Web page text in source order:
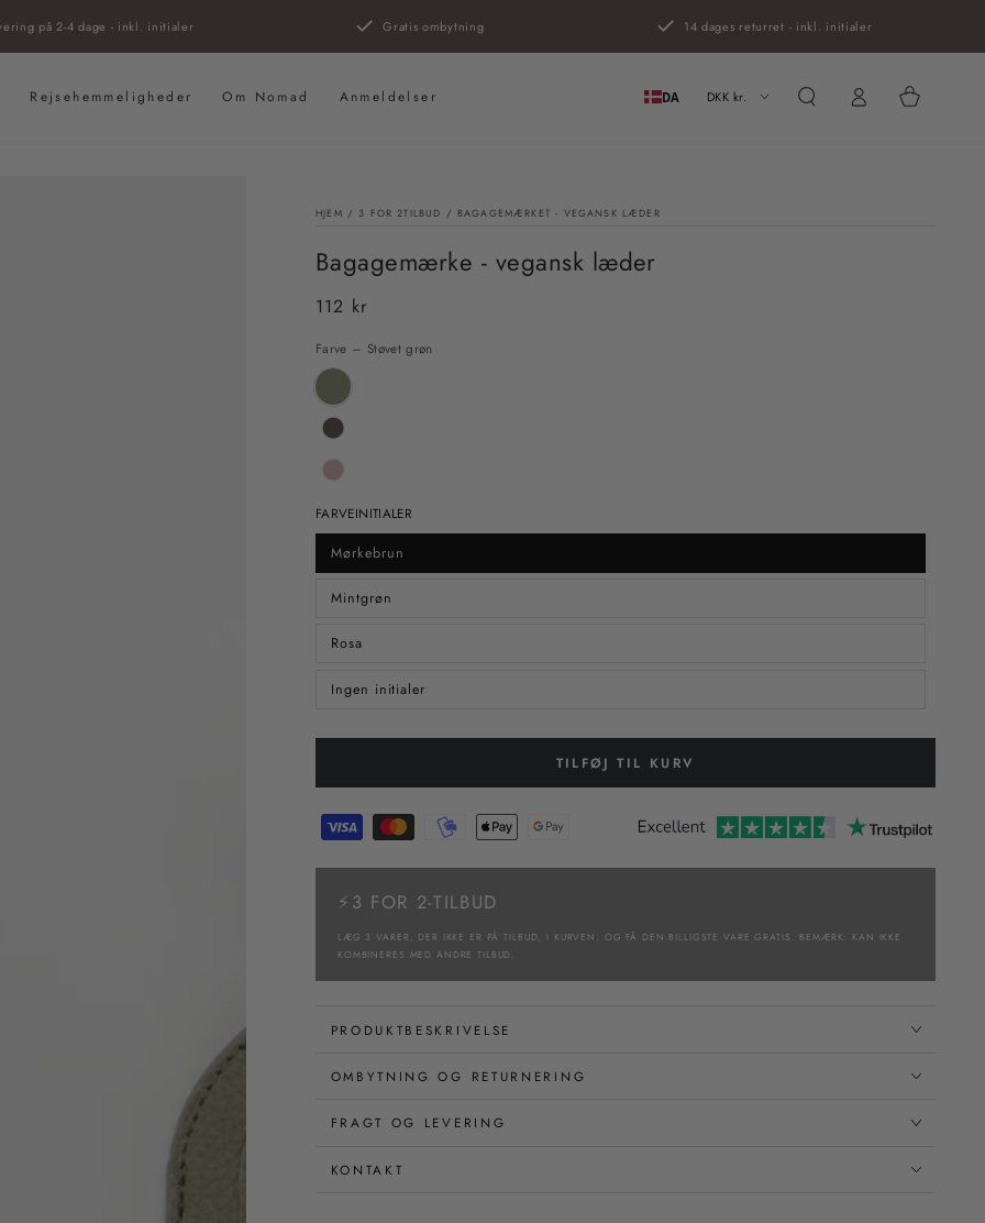
på 2-4 dage - inkl. initialer Gratis ombytning 14 dages returret - inkl. initialer
Rejsehemmeligheder Om Nomad Anmeldelser DA DKK kr.
ind
Kurv
HJEM / 3 FOR 2TILBUD / BAGAGEMÆRKET - VEGANSK LÆDER
Bagagemærke - vegansk læder
Almindelig
112 kr
Farve – Støvet grøn
FARVEINITIALER
Mørkebrun
Mintgrøn
Rosa
Ingen initialer
TILFØJ TIL KURV
⚡3 FOR 2-TILBUD
LÆG 3 VARER, DER IKKE ER PÅ TILBUD, I KURVEN, OG FÅ DEN BILLIGSTE VARE GRATIS. BEMÆRK: KAN IKKE
KOMBINERES MED ANDRE TILBUD.
PRODUKTBESKRIVELSE
OMBYTNING OG RETURNERING
FRAGT OG LEVERING
KONTAKT